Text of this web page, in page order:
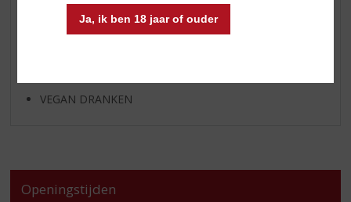
Ja, ik ben 18 jaar of ouder
GLASWERK
GESCHENKVERPAKKING
VEGAN DRANKEN
Openingstijden